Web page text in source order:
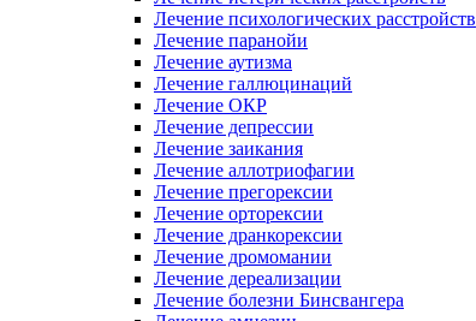
Лечение психологических расстройств
Лечение паранойи
Лечение аутизма
Лечение галлюцинаций
Лечение ОКР
Лечение депрессии
Лечение заикания
Лечение аллотриофагии
Лечение прегорексии
Лечение орторексии
Лечение дранкорексии
Лечение дромомании
Лечение дереализации
Лечение болезни Бинсвангера